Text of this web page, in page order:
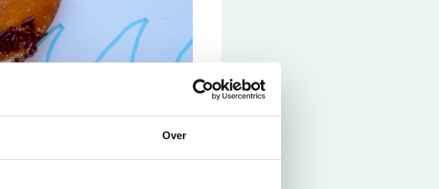
Over
en de stippen zijn gemaakt
? Het onderlijfje knutsel je van